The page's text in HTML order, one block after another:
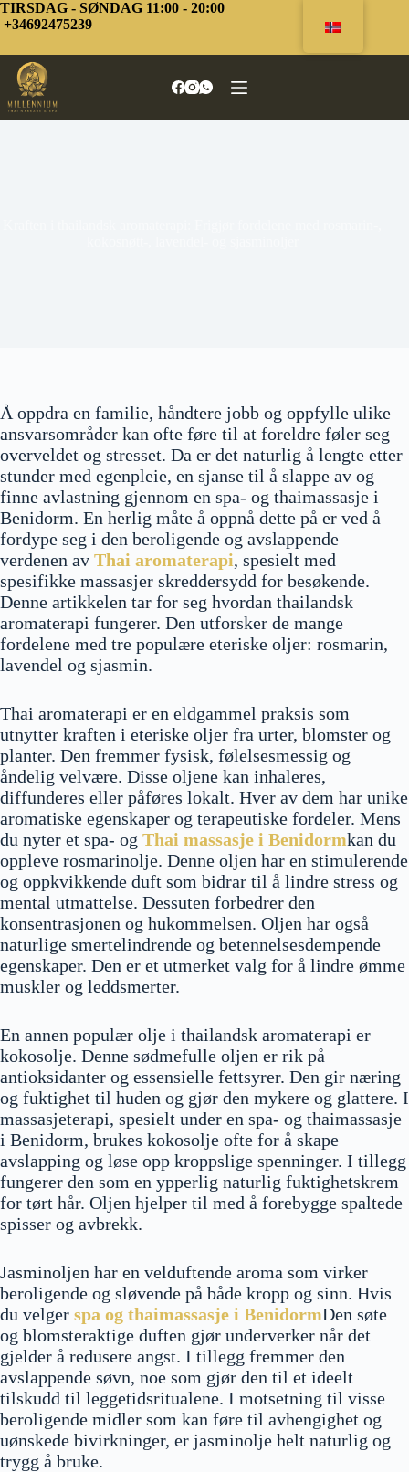
Hopp
til
TIRSDAG - SØNDAG 11:00 - 20:00
+34692475239
Å oppdra en familie, håndtere jobb og oppfylle ulike
ansvarsområder kan ofte føre til at foreldre føler seg
overveldet og stresset. Da er det naturlig å lengte etter
stunder med egenpleie, en sjanse til å slappe av og
finne avlastning gjennom en spa- og thaimassasje i
Benidorm. En herlig måte å oppnå dette på er ved å
fordype seg i den beroligende og avslappende
verdenen av Thai aromaterapi, spesielt med
spesifikke massasjer skreddersydd for besøkende.
Denne artikkelen tar for seg hvordan thailandsk
aromaterapi fungerer. Den utforsker de mange
fordelene med tre populære eteriske oljer: rosmarin,
lavendel og sjasmin.
Thai aromaterapi er en eldgammel praksis som
utnytter kraften i eteriske oljer fra urter, blomster og
planter. Den fremmer fysisk, følelsesmessig og
åndelig velvære. Disse oljene kan inhaleres,
diffunderes eller påføres lokalt. Hver av dem har unike
aromatiske egenskaper og terapeutiske fordeler. Mens
du nyter et spa- og Thai massasje i Benidormkan du
oppleve rosmarinolje. Denne oljen har en stimulerende
og oppkvikkende duft som bidrar til å lindre stress og
mental utmattelse. Dessuten forbedrer den
konsentrasjonen og hukommelsen. Oljen har også
naturlige smertelindrende og betennelsesdempende
egenskaper. Den er et utmerket valg for å lindre ømme
muskler og leddsmerter.
En annen populær olje i thailandsk aromaterapi er
kokosolje. Denne sødmefulle oljen er rik på
antioksidanter og essensielle fettsyrer. Den gir næring
og fuktighet til huden og gjør den mykere og glattere. I
massasjeterapi, spesielt under en spa- og thaimassasje
i Benidorm, brukes kokosolje ofte for å skape
avslapping og løse opp kroppslige spenninger. I tillegg
fungerer den som en ypperlig naturlig fuktighetskrem
for tørt hår. Oljen hjelper til med å forebygge spaltede
spisser og avbrekk.
Jasminoljen har en velduftende aroma som virker
beroligende og sløvende på både kropp og sinn. Hvis
du velger spa og thaimassasje i BenidormDen søte
og blomsteraktige duften gjør underverker når det
gjelder å redusere angst. I tillegg fremmer den
avslappende søvn, noe som gjør den til et ideelt
tilskudd til leggetidsritualene. I motsetning til visse
beroligende midler som kan føre til avhengighet og
uønskede bivirkninger, er jasminolje helt naturlig og
trygg å bruke.